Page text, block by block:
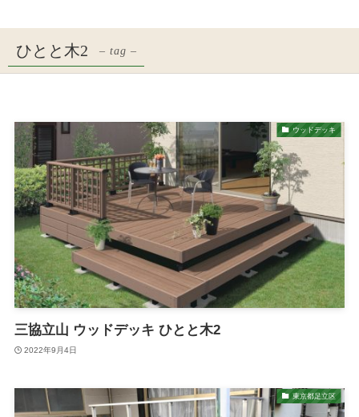
ひとと木2 – tag –
ウッドデッキ
三協立山 ウッドデッキ ひとと木2
2022年9月4日
東京都足立区